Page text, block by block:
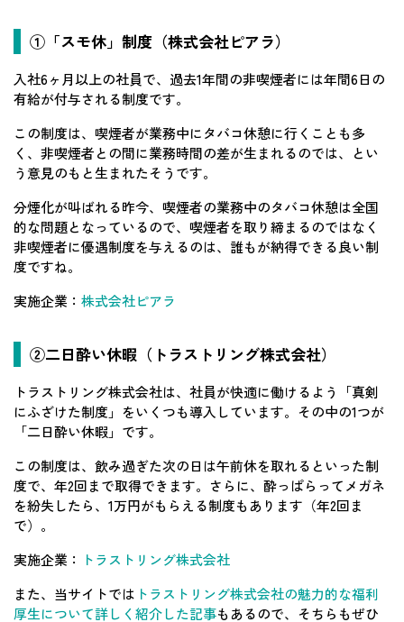
①「スモ休」制度（株式会社ピアラ）
入社6ヶ月以上の社員で、過去1年間の非喫煙者には年間6日の
有給が付与される制度です。
この制度は、喫煙者が業務中にタバコ休憩に行くことも多
く、非喫煙者との間に業務時間の差が生まれるのでは、とい
う意見のもと生まれたそうです。
分煙化が叫ばれる昨今、喫煙者の業務中のタバコ休憩は全国
的な問題となっているので、喫煙者を取り締まるのではなく
非喫煙者に優遇制度を与えるのは、誰もが納得できる良い制
度ですね。
実施企業： 株式会社ピアラ
②二日酔い休暇（トラストリング株式会社）
トラストリング株式会社は、社員が快適に働けるよう「真剣
にふざけた制度」をいくつも導入しています。その中の1つが
「二日酔い休暇」です。
この制度は、飲み過ぎた次の日は午前休を取れるといった制
度で、年2回まで取得できます。さらに、酔っぱらってメガネ
を紛失したら、1万円がもらえる制度もあります（年2回ま
で）。
実施企業：
トラストリング株式会社
また、当サイトでは トラストリング株式会社の魅力的な福利
厚生について詳しく紹介した記事もあるので、そちらもぜひ